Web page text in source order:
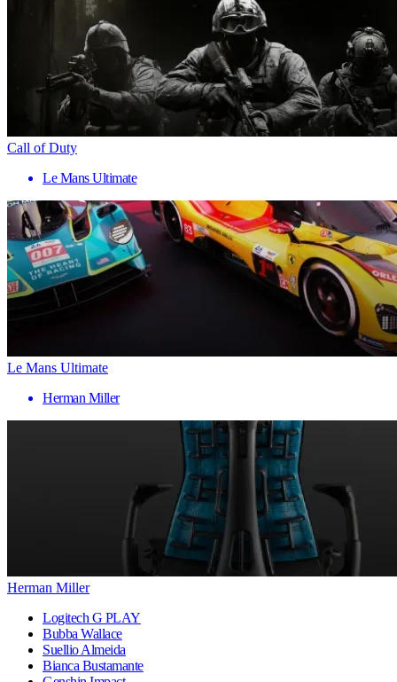
Call of Duty
Le Mans Ultimate
Le Mans Ultimate
Herman Miller
Herman Miller
Logitech G PLAY
Bubba Wallace
Suellio Almeida
Bianca Bustamante